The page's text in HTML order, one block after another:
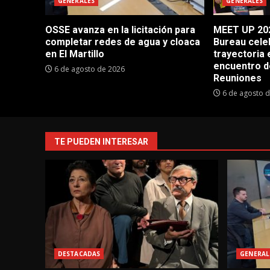
OSSE avanza en la licitación para
completar redes de agua y cloaca
en El Martillo
6 de agosto de 2026
MEET UP
Bureau
trayectoria
encuentro
Reuniones
6 de agosto
TE PUEDEN INTERESAR
DESTACADAS